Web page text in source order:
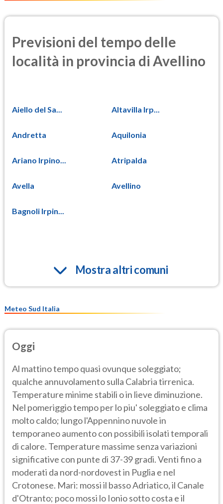
Previsioni del tempo delle
località in provincia di Avellino
Aiello del Sa... Altavilla Irp...
Andretta Aquilonia
Ariano Irpino... Atripalda
Avella Avellino
Bagnoli Irpin...
Mostra altri comuni
Meteo Sud Italia
Oggi
Al mattino tempo quasi ovunque soleggiato;
qualche annuvolamento sulla Calabria tirrenica.
Temperature minime stabili o in lieve diminuzione.
Nel pomeriggio tempo per lo piu' soleggiato e clima
molto caldo; lungo l'Appennino nuvole in
temporaneo aumento con possibili isolati temporali
di calore. Temperature massime senza variazioni
significative con punte di 37-39 gradi. Venti fino a
moderati da nord-nordovest in Puglia e nel
Crotonese. Mari: mossi il basso Adriatico, il Canale
d'Otranto; poco mossi lo Ionio sotto costa e il